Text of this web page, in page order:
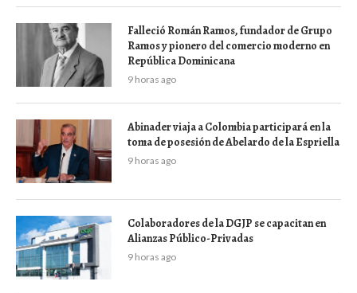
Falleció Román Ramos, fundador de Grupo
Ramos y pionero del comercio moderno en
República Dominicana
9 horas ago
Abinader viaja a Colombia participará en la
toma de posesión de Abelardo de la Espriella
9 horas ago
Colaboradores de la DGJP se capacitan en
Alianzas Público-Privadas
9 horas ago